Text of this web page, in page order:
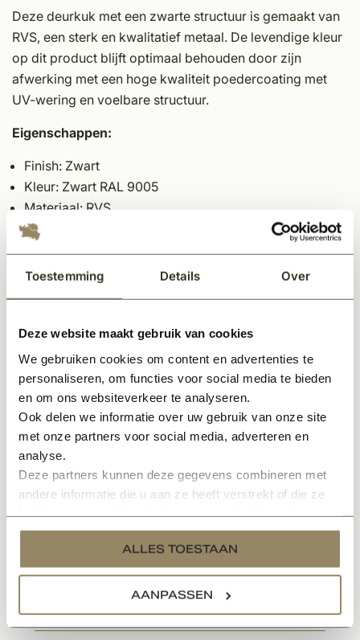
Toestemming Details Over
Deze website maakt gebruik van cookies
We gebruiken cookies om content en advertenties te
personaliseren, om functies voor social media te bieden
en om ons websiteverkeer te analyseren.
Ook delen we informatie over uw gebruik van onze site
met onze partners voor social media, adverteren en
analyse.
Deze partners kunnen deze gegevens combineren met
andere informatie die u aan ze heeft verstrekt of die ze
services.
ALLES TOESTAAN
AANPASSEN
Deze deurkuk met een zwarte structuur is gemaakt van
RVS, een sterk en kwalitatief metaal. De levendige kleur
op dit product blijft optimaal behouden door zijn
afwerking met een hoge kwaliteit poedercoating met
UV-wering en voelbare structuur.
Eigenschappen:
Finish: Zwart
Kleur: Zwart RAL 9005
Materiaal: RVS
Lengte: 134 mm
Breedte: 14 mm
Diepte: 60 mm
Gerelateerde producten